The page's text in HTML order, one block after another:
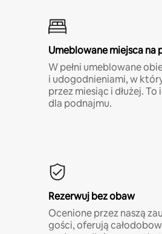
Umeblowane miejsca na
W pełni umeblowane
i udogodnieniami, w
przez miesiąc i dłużej.
dla podnajmu.
Rezerwuj bez obaw
Ocenione przez naszą
gości, oferują